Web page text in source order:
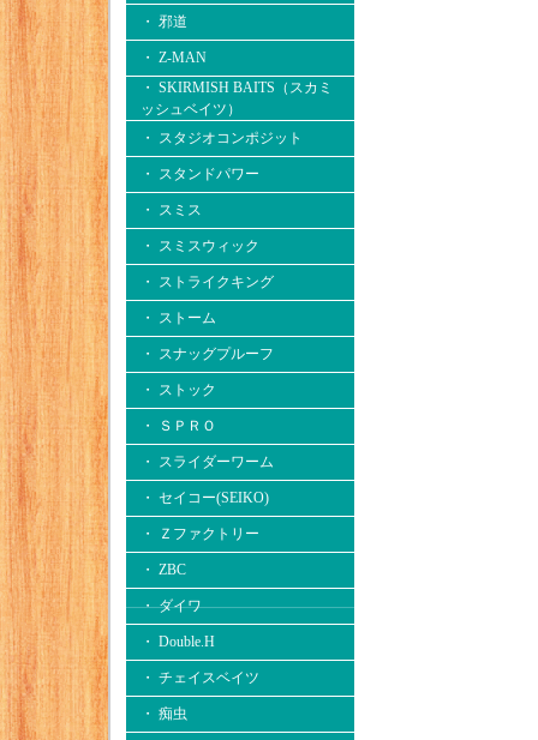
・ 邪道
・ Z-MAN
・ SKIRMISH BAITS（スカミ
ッシュベイツ）
・ スタジオコンポジット
・ スタンドパワー
・ スミス
・ スミスウィック
・ ストライクキング
・ ストーム
・ スナッグプルーフ
・ ストック
・ ＳＰＲＯ
・ スライダーワーム
・ セイコー(SEIKO)
・ Ｚファクトリー
・ ZBC
・ ダイワ
・ Double.H
・ チェイスベイツ
・ 痴虫